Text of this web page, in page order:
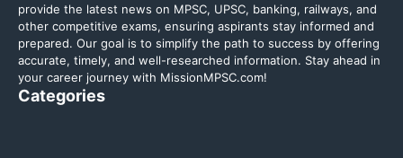
provide the latest news on MPSC, UPSC, banking, railways, and
other competitive exams, ensuring aspirants stay informed and
prepared. Our goal is to simplify the path to success by offering
accurate, timely, and well-researched information. Stay ahead in
your career journey with MissionMPSC.com!
Categories